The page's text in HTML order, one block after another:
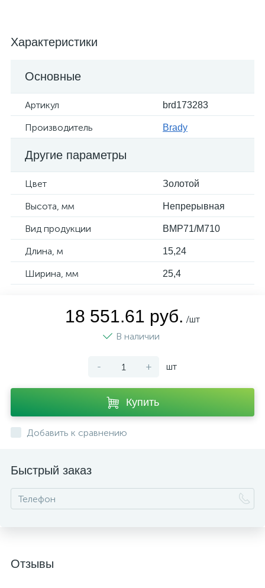
Характеристики
Основные
Артикул brd173283
Производитель Brady
Другие параметры
Цвет Золотой
Высота, мм Непрерывная
Вид продукции BMP71/M710
Длина, м 15,24
Ширина, мм 25,4
18 551.61 руб. /шт
В наличии
- + шт
Купить
Добавить к сравнению
Быстрый заказ
Отзывы